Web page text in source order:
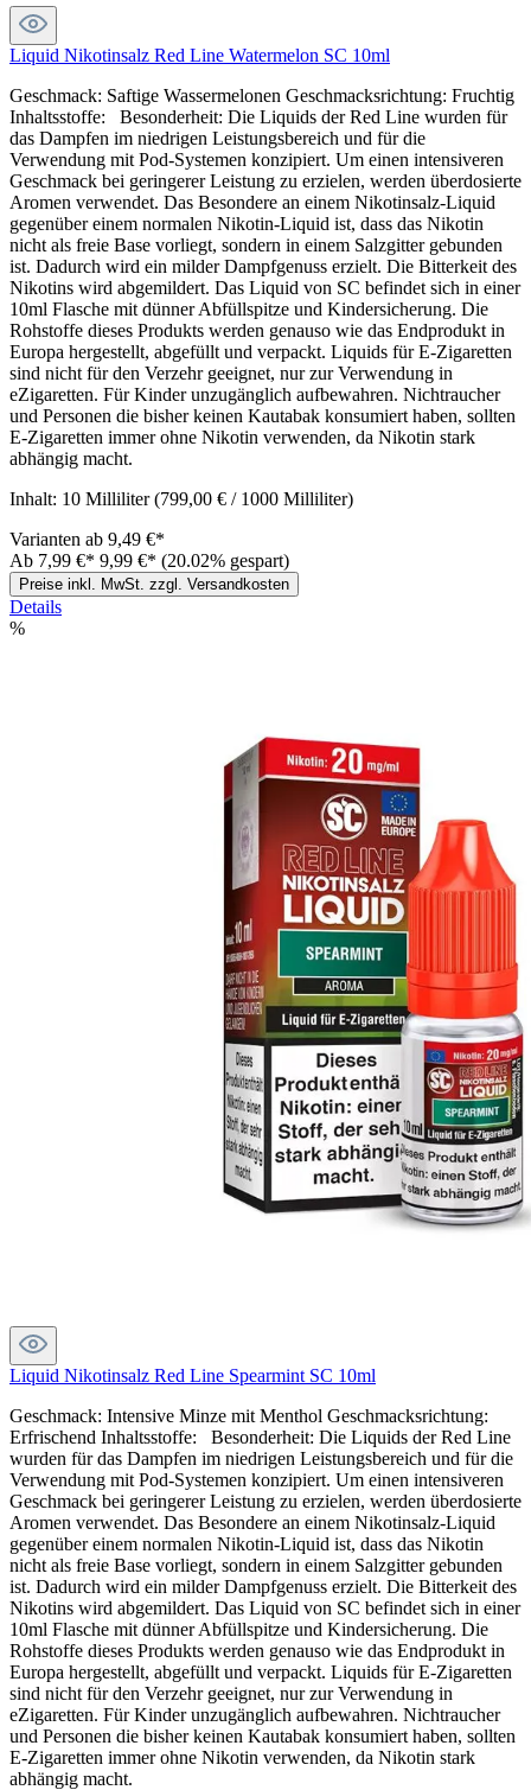
Liquid Nikotinsalz Red Line Watermelon SC 10ml
Geschmack: Saftige Wassermelonen Geschmacksrichtung: Fruchtig
Inhaltsstoffe: Besonderheit: Die Liquids der Red Line wurden für
das Dampfen im niedrigen Leistungsbereich und für die
Verwendung mit Pod-Systemen konzipiert. Um einen intensiveren
Geschmack bei geringerer Leistung zu erzielen, werden überdosierte
Aromen verwendet. Das Besondere an einem Nikotinsalz-Liquid
gegenüber einem normalen Nikotin-Liquid ist, dass das Nikotin
nicht als freie Base vorliegt, sondern in einem Salzgitter gebunden
ist. Dadurch wird ein milder Dampfgenuss erzielt. Die Bitterkeit des
Nikotins wird abgemildert. Das Liquid von SC befindet sich in einer
10ml Flasche mit dünner Abfüllspitze und Kindersicherung. Die
Rohstoffe dieses Produkts werden genauso wie das Endprodukt in
Europa hergestellt, abgefüllt und verpackt. Liquids für E-Zigaretten
sind nicht für den Verzehr geeignet, nur zur Verwendung in
eZigaretten. Für Kinder unzugänglich aufbewahren. Nichtraucher
und Personen die bisher keinen Kautabak konsumiert haben, sollten
E-Zigaretten immer ohne Nikotin verwenden, da Nikotin stark
abhängig macht.
Inhalt: 10 Milliliter(799,00 € / 1000 Milliliter)
Varianten ab 9,49 €*
Ab 7,99 €* 9,99 €* (20.02% gespart)
Preise inkl. MwSt. zzgl. Versandkosten
Details
%
Liquid Nikotinsalz Red Line Spearmint SC 10ml
Geschmack: Intensive Minze mit Menthol Geschmacksrichtung:
Erfrischend Inhaltsstoffe: Besonderheit: Die Liquids der Red Line
wurden für das Dampfen im niedrigen Leistungsbereich und für die
Verwendung mit Pod-Systemen konzipiert. Um einen intensiveren
Geschmack bei geringerer Leistung zu erzielen, werden überdosierte
Aromen verwendet. Das Besondere an einem Nikotinsalz-Liquid
gegenüber einem normalen Nikotin-Liquid ist, dass das Nikotin
nicht als freie Base vorliegt, sondern in einem Salzgitter gebunden
ist. Dadurch wird ein milder Dampfgenuss erzielt. Die Bitterkeit des
Nikotins wird abgemildert. Das Liquid von SC befindet sich in einer
10ml Flasche mit dünner Abfüllspitze und Kindersicherung. Die
Rohstoffe dieses Produkts werden genauso wie das Endprodukt in
Europa hergestellt, abgefüllt und verpackt. Liquids für E-Zigaretten
sind nicht für den Verzehr geeignet, nur zur Verwendung in
eZigaretten. Für Kinder unzugänglich aufbewahren. Nichtraucher
und Personen die bisher keinen Kautabak konsumiert haben, sollten
E-Zigaretten immer ohne Nikotin verwenden, da Nikotin stark
abhängig macht.